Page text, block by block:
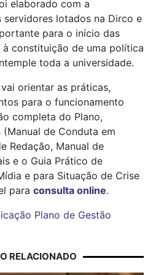
elaborado com a
lotados na Dirco e
para o início das
constituição de uma política
toda a universidade.
orientar as práticas,
para o funcionamento
completa do Plano,
de Conduta em
Redação, Manual de
e o Guia Prático de
e para Situação de Crise
para consulta online.
Plano de Gestão
RELACIONADO